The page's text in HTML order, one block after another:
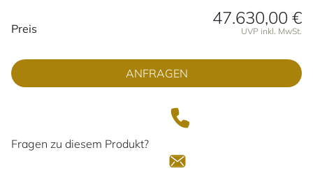
Preisinformationen
Preis
47.630,00 €
UVP inkl. MwSt.
ANFRAGEN
Fragen zu diesem Produkt?